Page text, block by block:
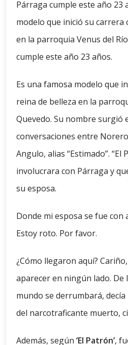
Párraga cumple este año 23
modelo que inició su carrera
en la parroquia Venus del
cumple este año 23 años.
Es una famosa modelo que
reina de belleza en la
Quevedo. Su nombre surgió
conversaciones entre
Angulo, alias “Estimado”. “El
involucrara con Párraga y
su esposa.
Donde mi esposa se fue con
Estoy roto. Por favor.
¿Cómo llegaron aquí?
aparecer en ningún lado. De
mundo se derrumbará,
del narcotraficante muerto,
Además, según ‘El Patrón’,